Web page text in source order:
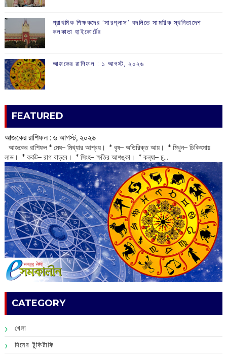
প্রাথমিক শিক্ষকদের ‘সারপ্লাস’ বদলিতে সাময়িক স্থগিতাদেশ
কলকাতা হাইকোর্টের
আজকের রাশিফল :‌ ‌‌১ আগস্ট, ২০২৬
FEATURED
আজকের রাশিফল :‌ ‌‌৬ আগস্ট, ২০২৬
‌ আজকের রাশিফল * মেষ– মিথ্যার আশ্রয়। * বৃষ– অতিরিক্ত আয়। * মিথুন– চিকিৎসায়
লাভ। * কর্কট– রাগ বাড়বে। * সিংহ– ক্ষতির আশঙ্কা। * কন্যা– চু...
CATEGORY
খেলা
দিনের টুকিটাকি